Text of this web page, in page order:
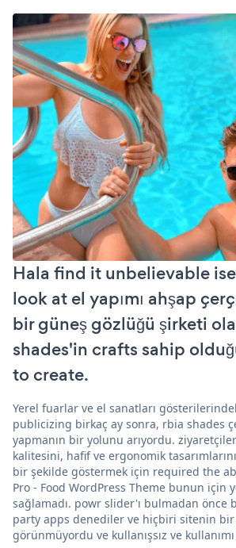
Hala find it unbelievable
look at el yapımı ahşap
bir güneş gözlüğü şirketi
shades'in crafts sahip
to create.
Yerel fuarlar ve el sanatları
publicizing birkaç ay sonra, rbia shades
yapmanın bir yolunu arıyordu.
kalitesini, hafif ve ergonomik
bir şekilde göstermek için required the
Pro - Food WordPress Theme bunun için
sağlamadı. powr slider'ı bulmadan
party apps denediler ve hiçbiri sitenin bir
görünmüyordu ve kullanışsız ve